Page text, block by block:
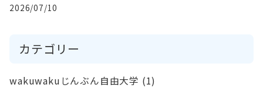
2026/07/10
カテゴリー
wakuwakuじんぶん自由大学 (1)